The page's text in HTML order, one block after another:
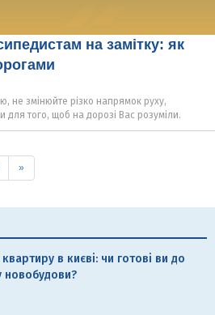
на замітку: як
не змінюйте різко напрямок руху,
для того, щоб на дорозі Вас розуміли.
»
в києві: чи готові ви до
новобудови?